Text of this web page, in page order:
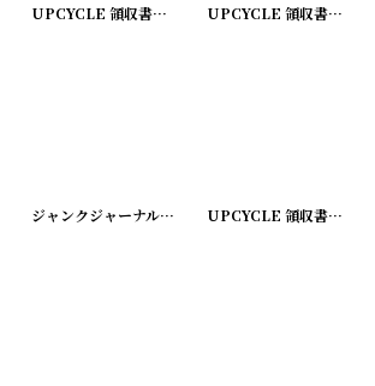
[20200324-2] UPCYCLE 領収書『BANK OF AMERICA』緑 UPCYCLE 領収書『FIRST NATIONAL BANK IN BRYAN』
ジャンクジャーナルやCOLLAGE用古い紙の『コラージュ素材帳』 UPCYCLE 領収書『BANK OF AMERICA』緑